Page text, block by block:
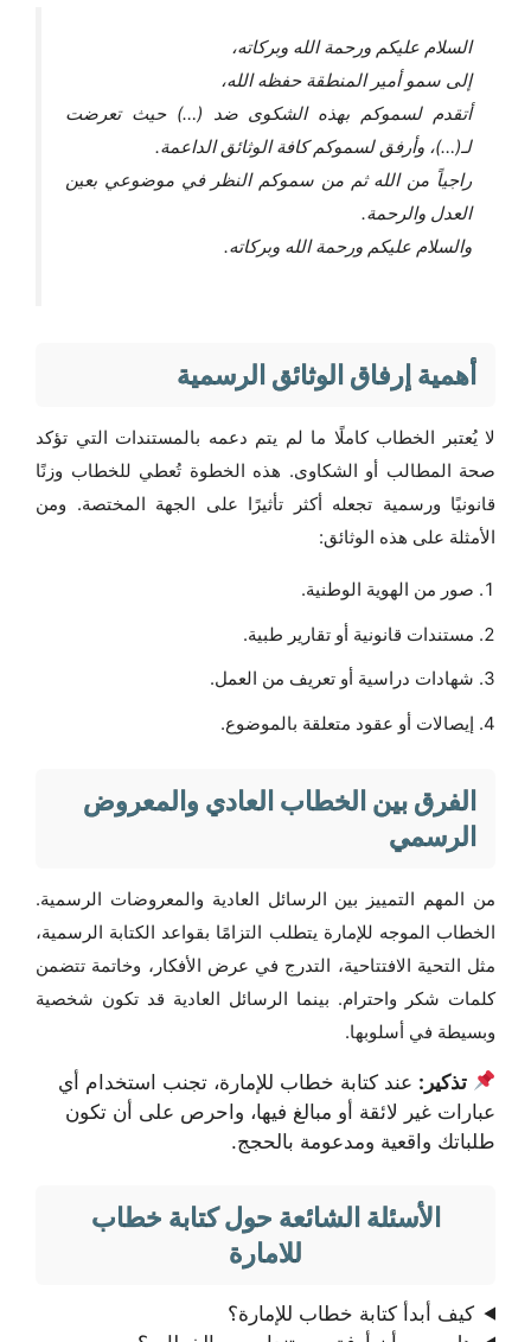
السلام عليكم ورحمة الله وبركاته،
إلى سمو أمير المنطقة حفظه الله،
أتقدم لسموكم بهذه الشكوى ضد (…) حيث تعرضت
لـ(…)، وأرفق لسموكم كافة الوثائق الداعمة.
راجياً من الله ثم من سموكم النظر في موضوعي بعين
العدل والرحمة.
والسلام عليكم ورحمة الله وبركاته.
أهمية إرفاق الوثائق الرسمية
لا يُعتبر الخطاب كاملًا ما لم يتم دعمه بالمستندات التي تؤكد
صحة المطالب أو الشكاوى. هذه الخطوة تُعطي للخطاب وزنًا
قانونيًا ورسمية تجعله أكثر تأثيرًا على الجهة المختصة. ومن
الأمثلة على هذه الوثائق:
صور من الهوية الوطنية.
مستندات قانونية أو تقارير طبية.
شهادات دراسية أو تعريف من العمل.
إيصالات أو عقود متعلقة بالموضوع.
الفرق بين الخطاب العادي والمعروض
الرسمي
من المهم التمييز بين الرسائل العادية والمعروضات الرسمية.
الخطاب الموجه للإمارة يتطلب التزامًا بقواعد الكتابة الرسمية،
مثل التحية الافتتاحية، التدرج في عرض الأفكار، وخاتمة تتضمن
كلمات شكر واحترام. بينما الرسائل العادية قد تكون شخصية
وبسيطة في أسلوبها.
تذكير: عند كتابة خطاب للإمارة، تجنب استخدام أي
عبارات غير لائقة أو مبالغ فيها، واحرص على أن تكون
طلباتك واقعية ومدعومة بالحجج.
الأسئلة الشائعة حول كتابة خطاب
للامارة
كيف أبدأ كتابة خطاب للإمارة؟